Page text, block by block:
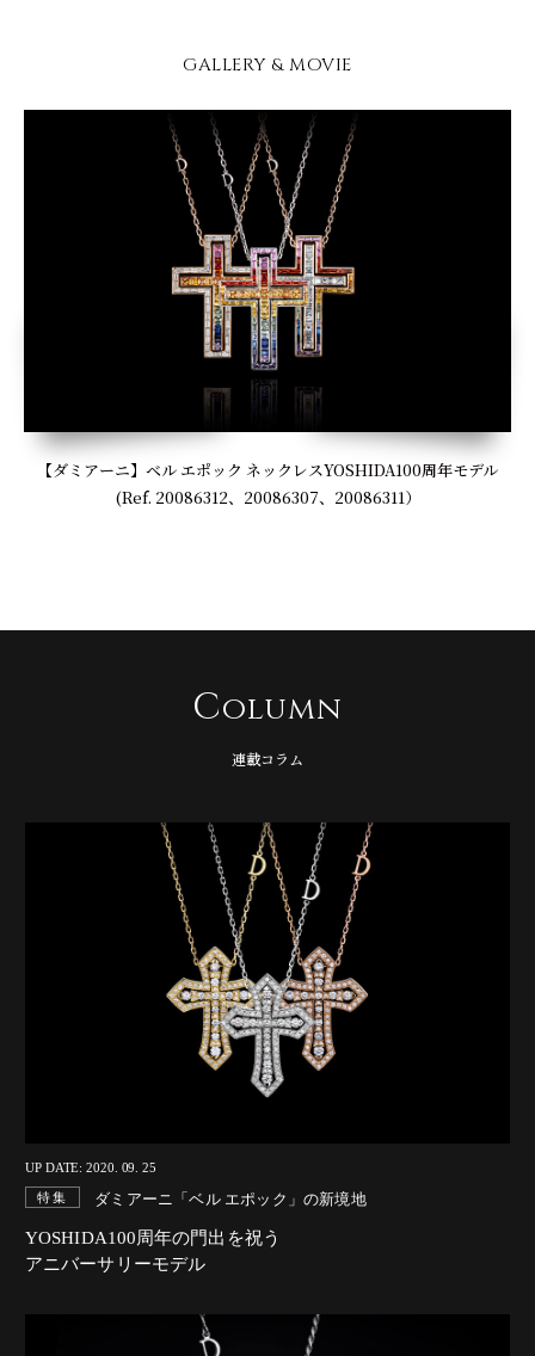
GALLERY & MOVIE
【ダミアーニ】ベル エポック ネックレスYOSHIDA100周年モデル
(Ref. 20086312、20086307、20086311）
Column
連載コラム
UP DATE: 2020. 09. 25
特集 ダミアーニ「ベル エポック」の新境地
YOSHIDA100周年の門出を祝う
アニバーサリーモデル